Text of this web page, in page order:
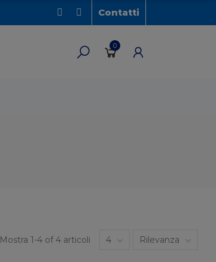
Contatti
0
Mostra 1-4 of 4 articoli 4 Rilevanza